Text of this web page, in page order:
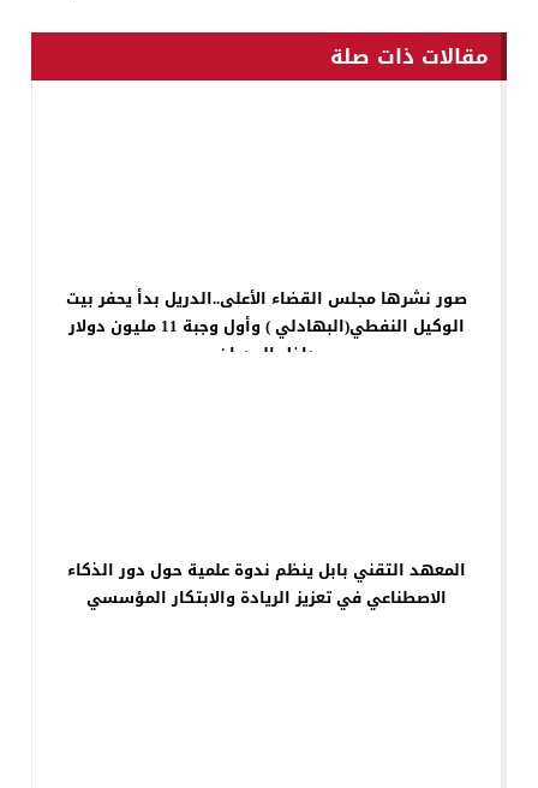
مقالات ذات صلة
صور نشرها مجلس القضاء الأعلى..الدريل بدأ يحفر بيت
الوكيل النفطي(البهادلي ) وأول وجبة 11 مليون دولار
داخل الجدران
المعهد التقني بابل ينظم ندوة علمية حول دور الذكاء
الاصطناعي في تعزيز الريادة والابتكار المؤسسي